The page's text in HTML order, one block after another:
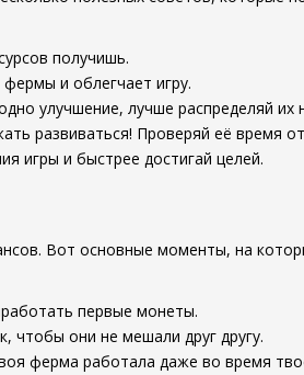
получишь.
и облегчает игру.
улучшение, лучше распределяй их
развиваться! Проверяй её время
игры и быстрее достигай целей.
Вот основные моменты, на
первые монеты.
чтобы они не мешали друг другу.
ферма работала даже во время